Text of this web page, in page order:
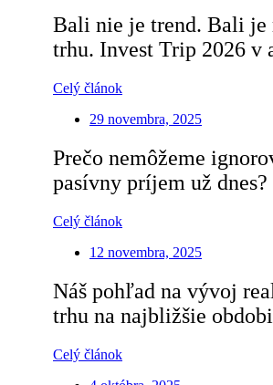
Bali nie je trend. Bali je
trhu. Invest Trip 2026 v
Celý článok
29 novembra, 2025
Prečo nemôžeme
pasívny príjem už dnes?
Celý článok
12 novembra, 2025
Náš pohľad na vývoj
trhu na najbližšie
Celý článok